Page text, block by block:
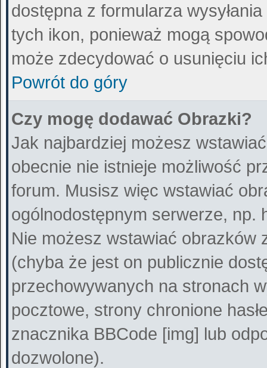
dostępna z formularza
tych ikon, ponieważ mogą
może zdecydować o usunięciu
Powrót do góry
Czy mogę dodawać Obrazki?
Jak najbardziej możesz
obecnie nie istnieje możliwość
forum. Musisz więc wstawiać
ogólnodostępnym serwerze, np.
Nie możesz wstawiać obrazków
(chyba że jest on publicznie
przechowywanych na stronach
pocztowe, strony chronione
znacznika BBCode [img] lub
dozwolone).